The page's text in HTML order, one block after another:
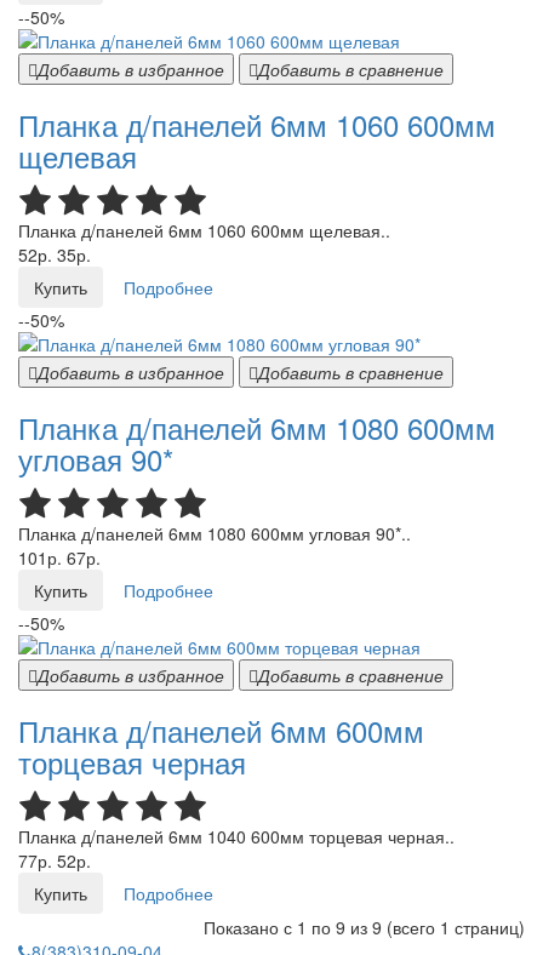
--50%
Добавить в избранное Добавить в сравнение
Планка д/панелей 6мм 1060 600мм
щелевая
Планка д/панелей 6мм 1060 600мм щелевая..
52р. 35р.
Купить
Подробнее
--50%
Добавить в избранное Добавить в сравнение
Планка д/панелей 6мм 1080 600мм
угловая 90*
Планка д/панелей 6мм 1080 600мм угловая 90*..
101р. 67р.
Купить
Подробнее
--50%
Добавить в избранное Добавить в сравнение
Планка д/панелей 6мм 600мм
торцевая черная
Планка д/панелей 6мм 1040 600мм торцевая черная..
77р. 52р.
Купить
Подробнее
Показано с 1 по 9 из 9 (всего 1 страниц)